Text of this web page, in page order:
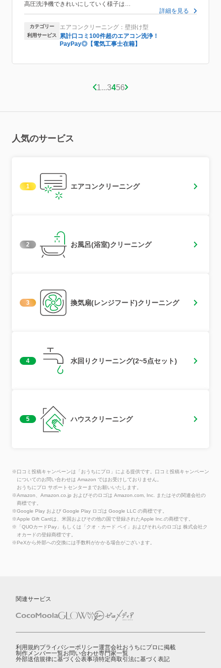
高圧洗浄機できれいにしていく様子は
ありがとうございました！
詳細を見る
カテゴリー エアコンクリーニング：壁掛け型
利用サービス
累計口コミ100件超のエアコン洗浄！
PayPay◎【電気工事士在籍】
1 ...3456
人気のサービス
1 エアコンクリーニング
2 お風呂(浴室)クリーニング
3 換気扇(レンジフード)クリーニング
4 水回りクリーニング(2~5点セット)
5 ハウスクリーニング
※口コミ投稿キャンペーンは「おうちにプロ」による提供です。口コミ投稿キャンペーン
についてのお問い合わせは Amazon ではお受けしておりません。
おうちにプロ サポートセンターまでお願いいたします。
※Amazon、Amazon.co.jp およびそのロゴは Amazon.com, Inc. またはその関連会社の
商標です。
※Google Play および Google Play ロゴは Google LLC の商標です。
※Apple Gift Cardは、米国およびその他の国で登録されたApple Inc.の商標です。
※「QUOカードPay」もしくは「クオ・カード ペイ」およびそれらのロゴは 株式会社ク
オカードの登録商標です。
※PeXから外部への交換には手数料がかかる場合がございます。
関連サービス
利用規約プライバシーポリシー運営会社おうちにプロに掲載
制作メンバー一覧お問い合わせ専門家一覧
外部送信規律に基づく公表事項特定商取引法に基づく表記